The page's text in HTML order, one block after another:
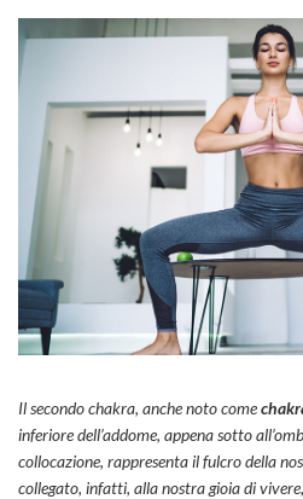
Il secondo chakra, anche noto come
inferiore dell’addome, appena sotto
collocazione, rappresenta il fulcro della
collegato, infatti, alla nostra gioia di